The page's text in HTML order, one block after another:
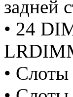
задней
• 24
•